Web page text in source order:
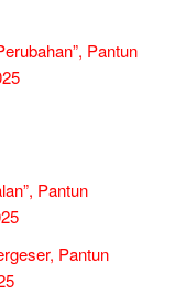
Pantun
Pantun
Pantun